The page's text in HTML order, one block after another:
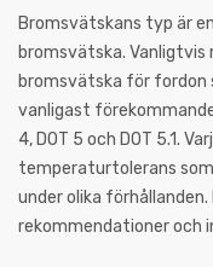
Bromsvätskans typ är
bromsvätska.
bromsvätska för fordon
vanligast
4, DOT 5 och DOT 5.1.
temperaturtolerans
under olika
rekommendationer och